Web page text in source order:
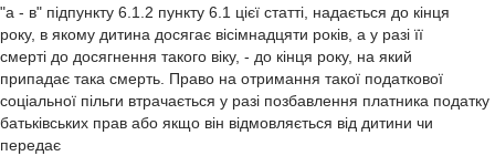
"а - в" підпункту 6.1.2 пункту 6.1 цієї статті, надається до кінця
року, в якому дитина досягає вісімнадцяти років, а у разі її
смерті до досягнення такого віку, - до кінця року, на який
припадає така смерть. Право на отримання такої податкової
соціальної пільги втрачається у разі позбавлення платника податку
батьківських прав або якщо він відмовляється від дитини чи
передає